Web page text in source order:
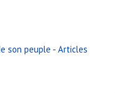
son peuple - Articles